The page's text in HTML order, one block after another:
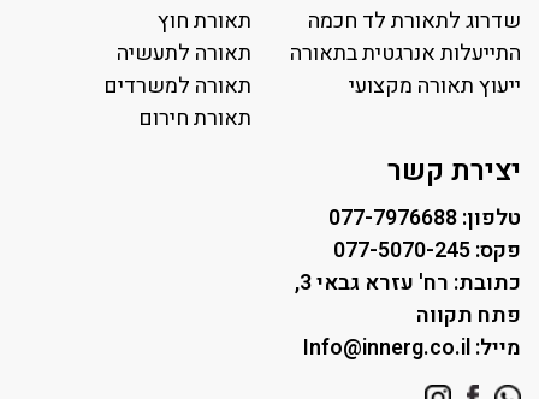
פרופיל תאורה
תאורה לאולמות ספורט
תאורה למגרשי טניס
שדרוג לתאורת לד חכמה
התייעלות אנרגטית בתאורה
ייעוץ תאורה מקצועי
תאורת חוץ
תאורה לתעשיה
תאורה למשרדים
תאורת חירום
יצירת קשר
טלפון: 077-7976688
פקס: 077-5070-245
כתובת: רח' עזרא גבאי 3,
פתח תקווה
מייל: Info@innerg.co.il